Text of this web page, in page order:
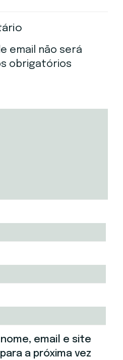
email não será
obrigatórios
email e site
a próxima vez